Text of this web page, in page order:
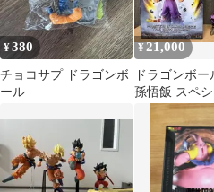
¥380
チョコサプ ドラゴンボ
ール
¥21,000
ドラゴンボー
孫悟飯 スペシ
ーver.国内正規